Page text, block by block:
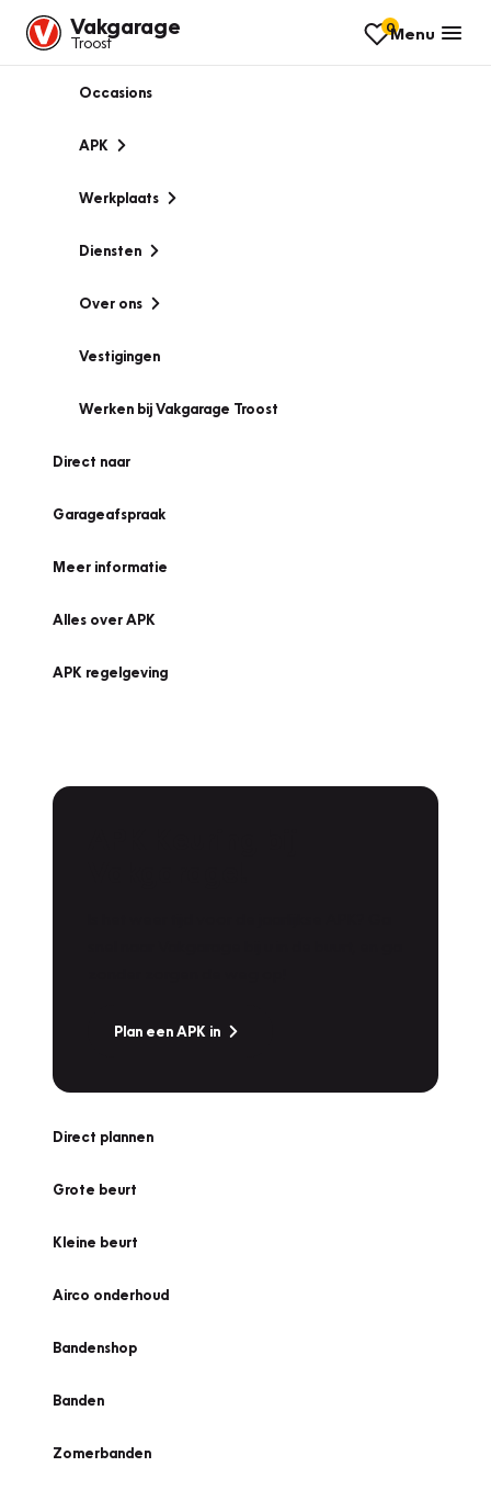
Vakgarage
Troost
0Menu
Occasions
APK
Werkplaats
Diensten
Over ons
Vestigingen
Werken bij Vakgarage Troost
Direct naar
Garageafspraak
Meer informatie
Alles over APK
APK regelgeving
Plan een APK in
Direct plannen
Grote beurt
Kleine beurt
Airco onderhoud
Bandenshop
Banden
Zomerbanden